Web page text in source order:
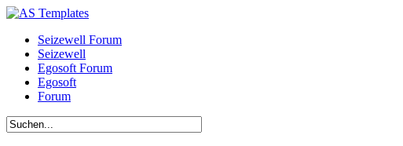
Seizewell Forum
Seizewell
Egosoft Forum
Egosoft
Forum